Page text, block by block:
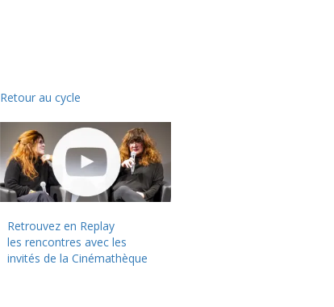
Retour au cycle
Retrouvez en Replay
les rencontres avec les
invités de la Cinémathèque